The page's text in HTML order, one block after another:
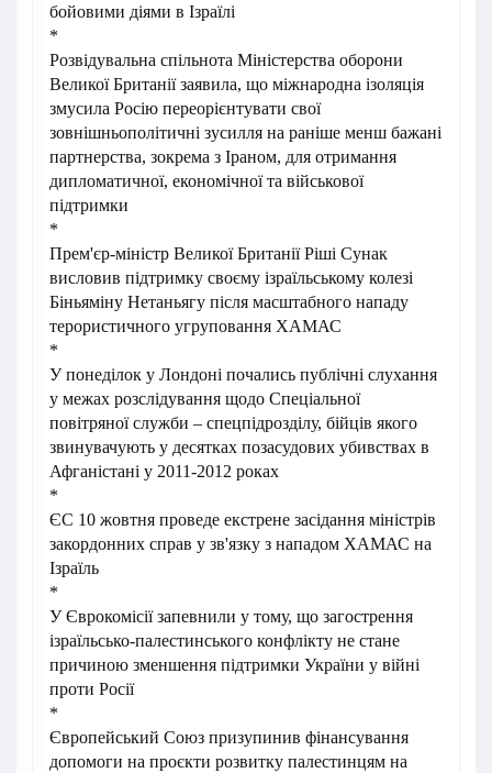
бойовими діями в Ізраїлі
*
Розвідувальна спільнота Міністерства оборони
Великої Британії заявила, що міжнародна ізоляція
змусила Росію переорієнтувати свої
зовнішньополітичні зусилля на раніше менш бажані
партнерства, зокрема з Іраном, для отримання
дипломатичної, економічної та військової
підтримки
*
Прем'єр-міністр Великої Британії Ріші Сунак
висловив підтримку своєму ізраїльському колезі
Біньяміну Нетаньягу після масштабного нападу
терористичного угруповання ХАМАС
*
У понеділок у Лондоні почались публічні слухання
у межах розслідування щодо Спеціальної
повітряної служби – спецпідрозділу, бійців якого
звинувачують у десятках позасудових убивствах в
Афганістані у 2011-2012 роках
*
ЄС 10 жовтня проведе екстрене засідання міністрів
закордонних справ у зв'язку з нападом ХАМАС на
Ізраїль
*
У Єврокомісії запевнили у тому, що загострення
ізраїльсько-палестинського конфлікту не стане
причиною зменшення підтримки України у війні
проти Росії
*
Європейський Союз призупинив фінансування
допомоги на проєкти розвитку палестинцям на